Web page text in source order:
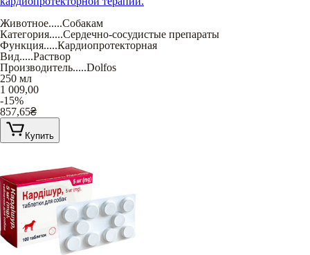
Животное.....Собакам
Категория.....Сердечно-сосудистые препараты
Функция.....Кардиопротекторная
Вид.....Раствор
Производитель.....Dolfos
250 мл
1 009,00
-15%
857,65₴
Купить